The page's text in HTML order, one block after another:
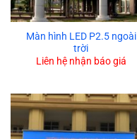
Màn hình LED P2.5 ngoài
trời
Liên hệ nhận báo giá